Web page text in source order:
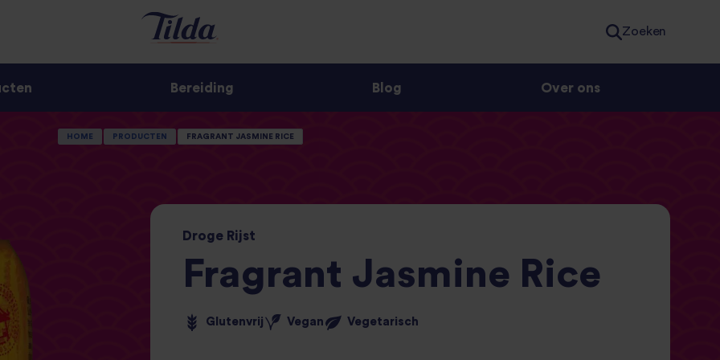
Zoeken
Bereiding Blog Over ons
HOME PRODUCTEN FRAGRANT JASMINE RICE
Droge Rijst
Fragrant Jasmine Rice
Glutenvrij Vegan Vegetarisch